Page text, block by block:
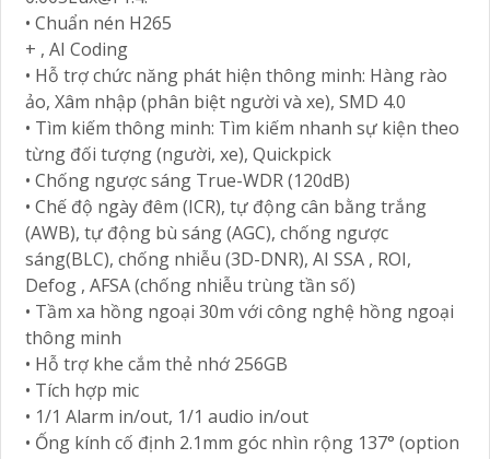
• Chuẩn nén H265
+ , AI Coding
• Hỗ trợ chức năng phát hiện thông minh: Hàng rào
ảo, Xâm nhập (phân biệt người và xe), SMD 4.0
• Tìm kiếm thông minh: Tìm kiếm nhanh sự kiện theo
từng đối tượng (người, xe), Quickpick
• Chống ngược sáng True-WDR (120dB)
• Chế độ ngày đêm (ICR), tự động cân bằng trắng
(AWB), tự động bù sáng (AGC), chống ngược
sáng(BLC), chống nhiễu (3D-DNR), AI SSA , ROI,
Defog , AFSA (chống nhiễu trùng tần số)
• Tầm xa hồng ngoại 30m với công nghệ hồng ngoại
thông minh
• Hỗ trợ khe cắm thẻ nhớ 256GB
• Tích hợp mic
• 1/1 Alarm in/out, 1/1 audio in/out
• Ống kính cố định 2.1mm góc nhìn rộng 137° (option